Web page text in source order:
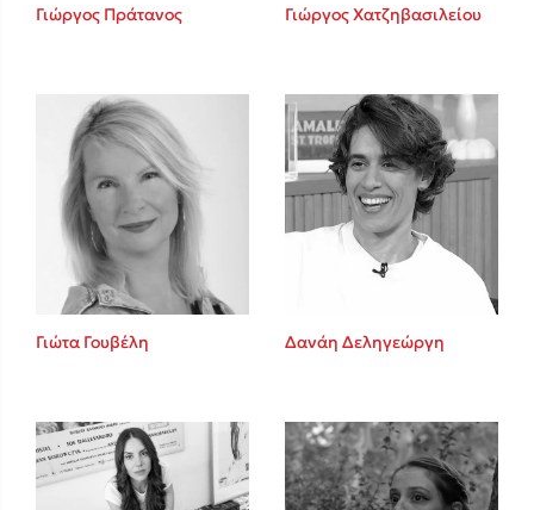
Γιώργος Πράτανος Γιώργος Χατζηβασιλείου
Γιώτα Γουβέλη Δανάη Δεληγεώργη